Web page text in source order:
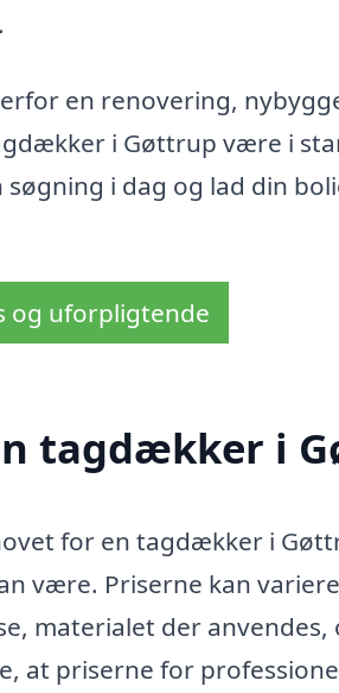
en renovering,
i Gøttrup være i
i dag og lad din
og uforpligtende
tagdækker i
for en tagdækker i
være. Priserne kan
materialet der
at priserne for